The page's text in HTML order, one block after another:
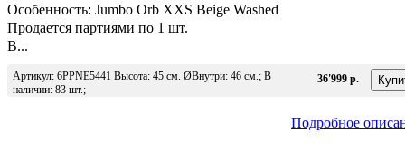
Особенность: Jumbo Orb XXS Beige Washed
Продается партиями по 1 шт.
В...
Артикул: 6PPNE5441 Высота: 45 см. ØВнутри: 46 см.; В
наличии: 83 шт.;
36'999 р.
Подробное